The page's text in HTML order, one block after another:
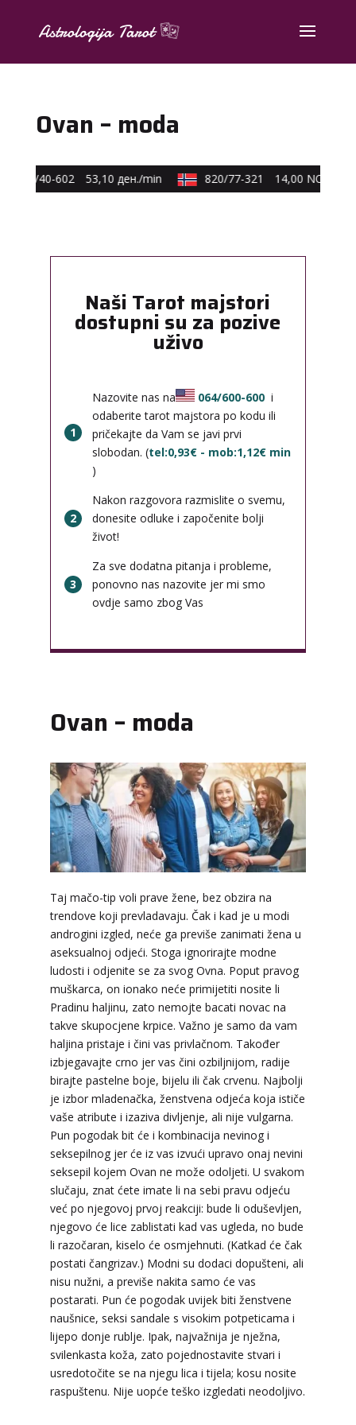
Ovan – moda
0590/40-602 53,10 ден./min 820/77-321 14,00 NOK/min
Naši Tarot majstori
dostupni su za pozive
uživo
1
Nazovite nas na 064/600-600 i
odaberite tarot majstora po kodu ili
pričekajte da Vam se javi prvi
slobodan. (tel:0,93€ - mob:1,12€ min
)
2
Nakon razgovora razmislite o svemu,
donesite odluke i započenite bolji
život!
3
Za sve dodatna pitanja i probleme,
ponovno nas nazovite jer mi smo
ovdje samo zbog Vas
Ovan – moda
Taj mačo-tip voli prave žene, bez obzira na
trendove koji prevladavaju. Čak i kad je u modi
androgini izgled, neće ga previše zanimati žena u
aseksualnoj odjeći. Stoga ignorirajte modne
ludosti i odjenite se za svog Ovna. Poput pravog
muškarca, on ionako neće primijetiti nosite li
Pradinu haljinu, zato nemojte bacati novac na
takve skupocjene krpice. Važno je samo da vam
haljina pristaje i čini vas privlačnom. Također
izbjegavajte crno jer vas čini ozbiljnijom, radije
birajte pastelne boje, bijelu ili čak crvenu. Najbolji
je izbor mladenačka, ženstvena odjeća koja ističe
vaše atribute i izaziva divljenje, ali nije vulgarna.
Pun pogodak bit će i kombinacija nevinog i
seksepilnog jer će iz vas izvući upravo onaj nevini
seksepil kojem Ovan ne može odoljeti. U svakom
slučaju, znat ćete imate li na sebi pravu odjeću
već po njegovoj prvoj reakciji: bude li oduševljen,
njegovo će lice zablistati kad vas ugleda, no bude
li razočaran, kiselo će osmjehnuti. (Katkad će čak
postati čangrizav.) Modni su dodaci dopušteni, ali
nisu nužni, a previše nakita samo će vas
postarati. Pun će pogodak uvijek biti ženstvene
naušnice, seksi sandale s visokim potpeticama i
lijepo donje rublje. Ipak, najvažnija je nježna,
svilenkasta koža, zato pojednostavite stvari i
usredotočite se na njegu lica i tijela; kosu nosite
raspuštenu. Nije uopće teško izgledati neodoljivo.
LUCIJA / Kod #136
Tarot savjetnik je zauzet
TEHNIKE:sudbinske karte, anđeoske poruke
Broj tel: 064/600-600
tel:0,93€ - mob:1,12€ min
ELA / Kod 151
Tarot savjetnik je slobodan
TEHNIKE: astrologija, tarot, numerološki tarot,
visak, feng shui numerologija, anđeoski brojevi,
tumačenje snova, rune, kristali, reiki, terapija
bojama, anđeoske karte, iscjeljivanje anđeoskim
energijama
Broj tel: 064/600-600
tel:0,93€ - mob:1,12€ min